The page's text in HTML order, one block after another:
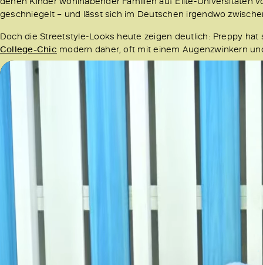
geschniegelt – und lässt sich im Deutschen irgendwo
Doch die Streetstyle-Looks heute zeigen deutlich: Preppy
College-Chic modern daher, oft mit einem Augenzwinkern